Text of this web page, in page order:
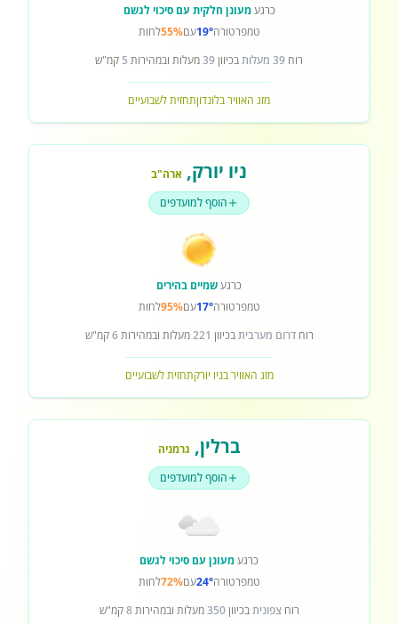
כרגעמעונן חלקית עם סיכוי לגשם
טמפרטורה19°עם55%לחות
רוח 39 מעלות בכיוון39מעלות ובמהירות 5 קמ"ש
מזג האוויר בלונדוןתחזית לשבועיים
ניו יורק, ארה"ב
הוסף למועדפים
כרגעשמיים בהירים
טמפרטורה17°עם95%לחות
רוחדרום מערביתבכיוון 221מעלות ובמהירות6קמ"ש
מזג האוויר בניו יורקתחזית לשבועיים
ברלין, גרמניה
הוסף למועדפים
כרגעמעונן עם סיכוי לגשם
טמפרטורה24°עם72%לחות
רוחצפוניתבכיוון350מעלות ובמהירות8קמ"ש